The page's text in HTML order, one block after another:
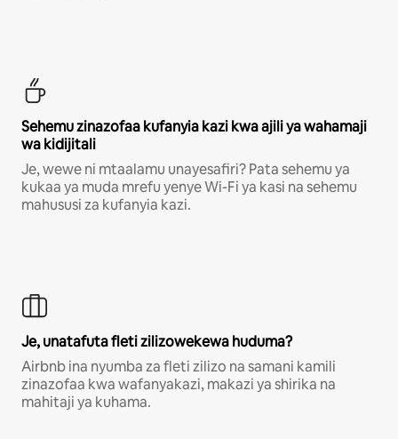
Sehemu zinazofaa kufanyia kazi kwa ajili ya wahamaji
wa kidijitali
Je, wewe ni mtaalamu unayesafiri? Pata sehemu ya
kukaa ya muda mrefu yenye Wi-Fi ya kasi na sehemu
mahususi za kufanyia kazi.
Je, unatafuta fleti zilizowekewa huduma?
Airbnb ina nyumba za fleti zilizo na samani kamili
zinazofaa kwa wafanyakazi, makazi ya shirika na
mahitaji ya kuhama.